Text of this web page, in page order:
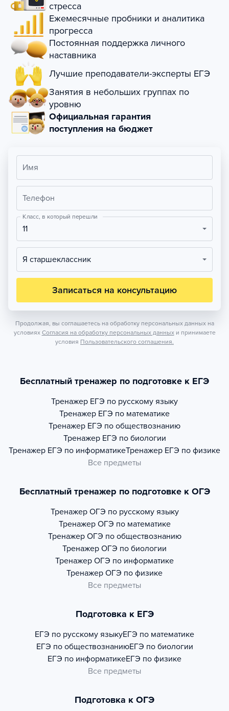
стресса
Ежемесячные пробники и аналитика
прогресса
Постоянная поддержка личного
наставника
Лучшие преподаватели-эксперты ЕГЭ
Занятия в небольших группах по
уровню
Официальная гарантия
поступления на бюджет
Имя
Телефон
Класс, в который перешли
11
Я старшеклассник
Записаться на консультацию
Продолжая, вы соглашаетесь на обработку персональных данных на
условиях Согласия на обработку персональных данных и принимаете
условия Пользовательского соглашения.
Бесплатный тренажер по подготовке к ЕГЭ
Тренажер ЕГЭ по русскому языку
Тренажер ЕГЭ по математике
Тренажер ЕГЭ по обществознанию
Тренажер ЕГЭ по биологии
Тренажер ЕГЭ по информатикеТренажер ЕГЭ по физике
Все предметы
Бесплатный тренажер по подготовке к ОГЭ
Тренажер ОГЭ по русскому языку
Тренажер ОГЭ по математике
Тренажер ОГЭ по обществознанию
Тренажер ОГЭ по биологии
Тренажер ОГЭ по информатике
Тренажер ОГЭ по физике
Все предметы
Подготовка к ЕГЭ
ЕГЭ по русскому языкуЕГЭ по математике
ЕГЭ по обществознаниюЕГЭ по биологии
ЕГЭ по информатикеЕГЭ по физике
Все предметы
Подготовка к ОГЭ